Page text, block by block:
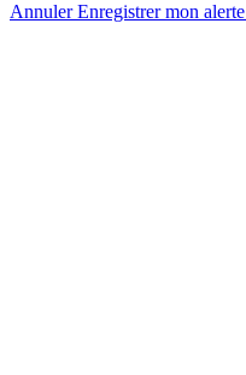
AnnulerEnregistrer mon alerte